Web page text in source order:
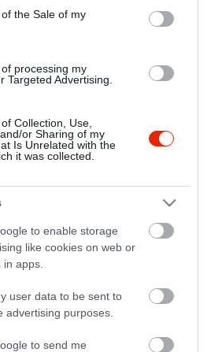
the Sale of my
processing my
Targeted Advertising.
Collection, Use,
or Sharing of my
Is Unrelated with the
it was collected.
to enable storage
like cookies on web or
apps.
user data to be sent to
advertising purposes.
to send me
Te vagy a tulajdonos?